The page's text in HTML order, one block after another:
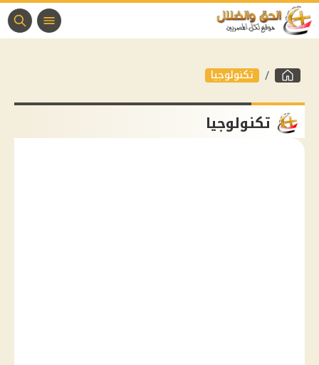
تكنولوجيا
تكنولوجيا